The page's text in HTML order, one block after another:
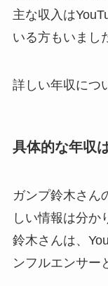
主な収入は
いる方もいまし
詳しい年収につ
具体的な年収
ガンプ鈴木さん
しい情報は分か
鈴木さんは、
ンフルエンサー